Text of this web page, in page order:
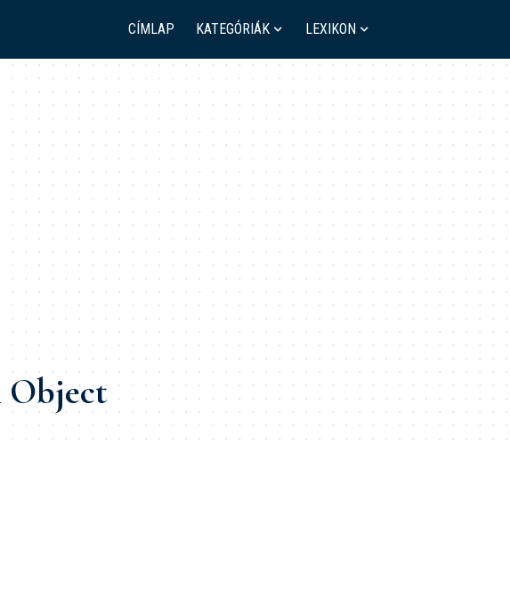
CÍMLAP KATEGÓRIÁK LEXIKON
Object